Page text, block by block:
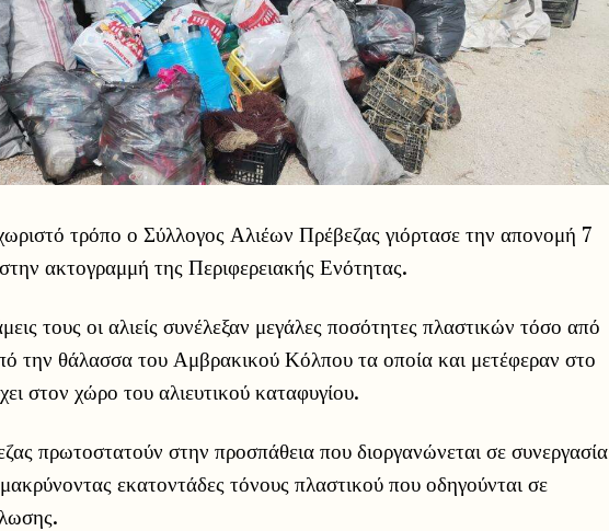
τρόπο ο Σύλλογος Αλιέων Πρέβεζας γιόρτασε την απονομή 7
ακτογραμμή της Περιφερειακής Ενότητας.
τους οι αλιείς συνέλεξαν μεγάλες ποσότητες πλαστικών τόσο από
την θάλασσα του Αμβρακικού Κόλπου τα οποία και μετέφεραν στο
στον χώρο του αλιευτικού καταφυγίου.
πρωτοστατούν στην προσπάθεια που διοργανώνεται σε συνεργασία
εκατοντάδες τόνους πλαστικού που οδηγούνται σε